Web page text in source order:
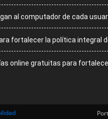
al computador de cada
fortalecer la política integral
online gratuitas para